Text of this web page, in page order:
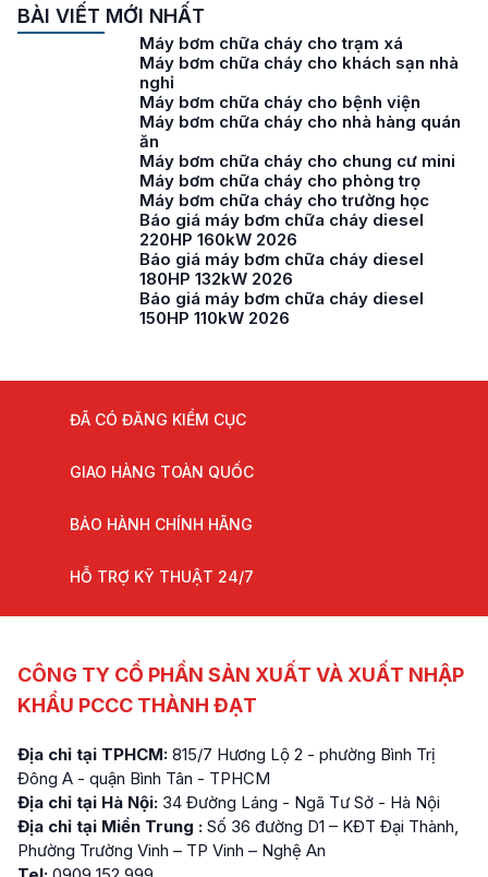
BÀI VIẾT MỚI NHẤT
Máy bơm chữa cháy cho trạm xá
Máy bơm chữa cháy cho khách sạn nhà
nghỉ
Máy bơm chữa cháy cho bệnh viện
Máy bơm chữa cháy cho nhà hàng quán
ăn
Máy bơm chữa cháy cho chung cư mini
Máy bơm chữa cháy cho phòng trọ
Máy bơm chữa cháy cho trường học
Báo giá máy bơm chữa cháy diesel
220HP 160kW 2026
Báo giá máy bơm chữa cháy diesel
180HP 132kW 2026
Báo giá máy bơm chữa cháy diesel
150HP 110kW 2026
ĐÃ CÓ ĐĂNG KIỂM CỤC
GIAO HÀNG TOÀN QUỐC
BẢO HÀNH CHÍNH HÃNG
HỖ TRỢ KỸ THUẬT 24/7
CÔNG TY CỔ PHẦN SẢN XUẤT VÀ XUẤT NHẬP
KHẨU PCCC THÀNH ĐẠT
Địa chỉ tại TPHCM: 815/7 Hương Lộ 2 - phường Bình Trị
Đông A - quận Bình Tân - TPHCM
Địa chỉ tại Hà Nội: 34 Đường Láng - Ngã Tư Sở - Hà Nội
Địa chỉ tại Miền Trung : Số 36 đường D1 – KĐT Đại Thành,
Phường Trường Vinh – TP Vinh – Nghệ An